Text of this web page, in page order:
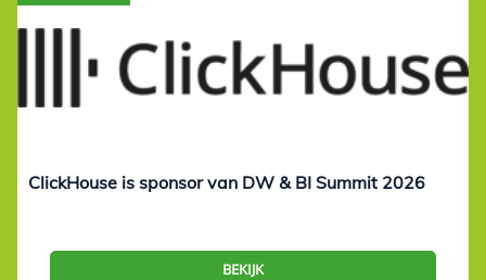
ClickHouse is sponsor van DW & BI Summit 2026
BEKIJK